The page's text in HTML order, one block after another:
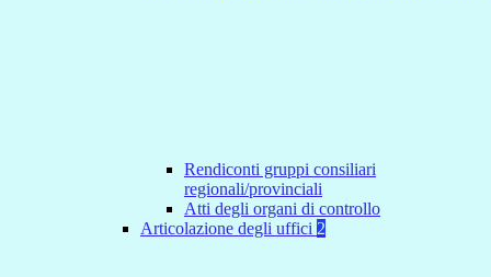
Rendiconti gruppi consiliari
regionali/provinciali
Atti degli organi di controllo
Articolazione degli uffici 2